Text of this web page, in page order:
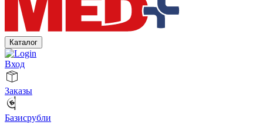
Каталог
Вход
Заказы
Базисрубли